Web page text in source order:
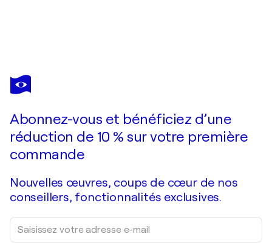
ALTONE MISHINO
Tokyo
Abonnez-vous et bénéficiez d’une
réduction de 10 % sur votre première
commande
Nouvelles œuvres, coups de cœur de nos
conseillers, fonctionnalités exclusives.